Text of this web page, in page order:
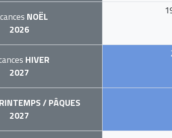
NOËL
2026
HIVER
2027
/ PÂQUES
2027